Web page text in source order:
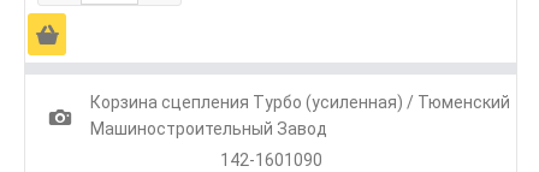
Ä
1
Корзина сцепления Турбо (усиленная) / Тюменский
Машиностроительный Завод
142-1601090